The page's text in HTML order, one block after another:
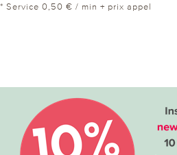
* Service 0,50 € / min + prix appel